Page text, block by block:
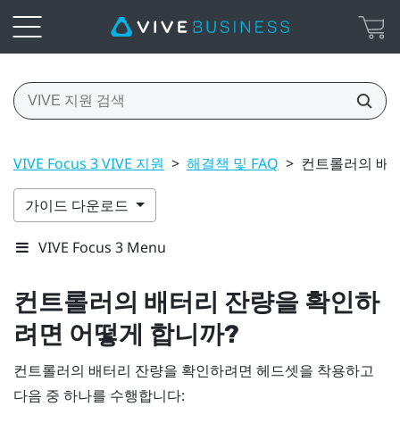
VIVE Focus 3 VIVE 지원 > 해결책 및 FAQ > 컨트롤러의 배
가이드 다운로드
VIVE Focus 3 Menu
컨트롤러의 배터리 잔량을 확인하
려면 어떻게 합니까?
컨트롤러의 배터리 잔량을 확인하려면 헤드셋을 착용하고
다음 중 하나를 수행합니다: